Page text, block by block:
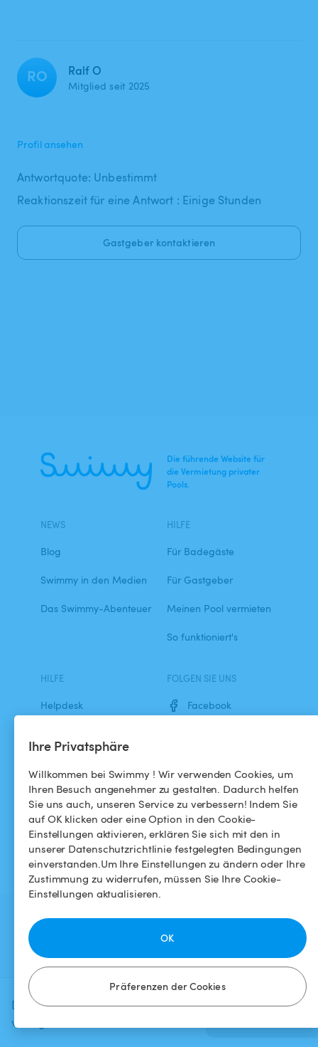
Ihre Privatsphäre
Willkommen bei Swimmy ! Wir verwenden Cookies, um
Ihren Besuch angenehmer zu gestalten. Dadurch helfen
Sie uns auch, unseren Service zu verbessern! Indem Sie
auf OK klicken oder eine Option in den Cookie-
Einstellungen aktivieren, erklären Sie sich mit den in
unserer Datenschutzrichtlinie festgelegten Bedingungen
einverstanden.Um Ihre Einstellungen zu ändern oder Ihre
Zustimmung zu widerrufen, müssen Sie Ihre Cookie-
Einstellungen aktualisieren.
Präferenzen der Cookies
OK
Diese Anzeige ist derzeit nicht
verfügbar.
Verfügbarkeit
RO Ralf O
Mitglied seit 2025
Profil ansehen
Antwortquote: Unbestimmt
Reaktionszeit für eine Antwort : Einige Stunden
Gastgeber kontaktieren
Die führende Website für
die Vermietung privater
Pools.
NEWS
Blog
Swimmy in den Medien
Das Swimmy-Abenteuer
HILFE
Für Badegäste
Für Gastgeber
Meinen Pool vermieten
So funktioniert's
HILFE
Helpdesk
Geschäftsbedingungen
Datenschutzbestimmungen
Impressums
FOLGEN SIE UNS
Facebook